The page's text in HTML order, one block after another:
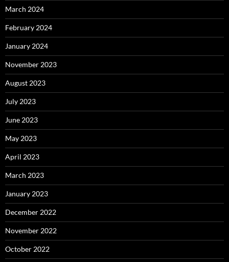
March 2024
February 2024
January 2024
November 2023
August 2023
July 2023
June 2023
May 2023
April 2023
March 2023
January 2023
December 2022
November 2022
October 2022